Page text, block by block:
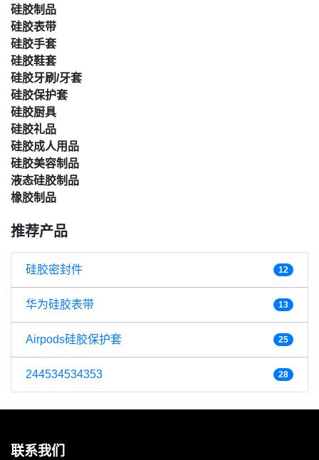
硅胶制品
硅胶表带
硅胶手套
硅胶鞋套
硅胶牙刷/牙套
硅胶保护套
硅胶厨具
硅胶礼品
硅胶成人用品
硅胶美容制品
液态硅胶制品
橡胶制品
推荐产品
硅胶密封件 12
华为硅胶表带 13
Airpods硅胶保护套 25
244534534353 28
联系我们